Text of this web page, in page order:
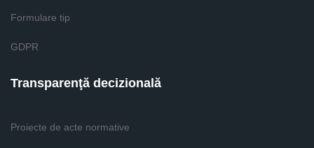
Formulare tip
GDPR
Transparenţă decizională
Proiecte de acte normative